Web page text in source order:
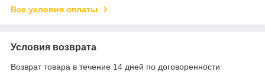
Все условия оплаты
Условия возврата
Возврат товара в течение 14 дней по договоренности